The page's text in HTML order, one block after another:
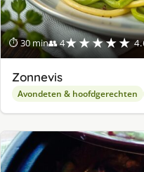
⏱ 30 min👥 4★★★★★
Zonnevis
Avondeten & hoofdgerechten